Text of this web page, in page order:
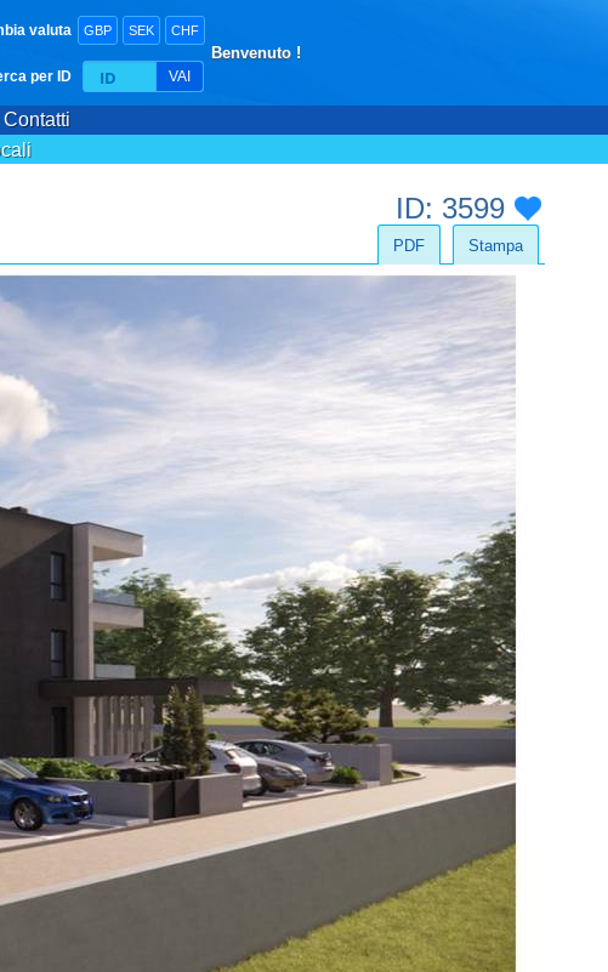
valuta GBP SEK CHF
per ID VAI
Benvenuto !
Contatti
ID: 3599
Stampa
PDF